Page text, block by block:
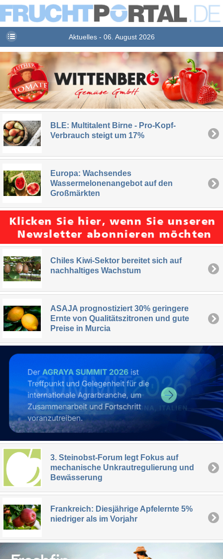
Aktuelles - 06. August 2026
BLE: Multitalent Birne - Pro-Kopf-
Verbrauch steigt um 17%
Europa: Wachsendes
Wassermelonenangebot auf den
Großmärkten
Chiles Kiwi-Sektor bereitet sich auf
nachhaltiges Wachstum
ASAJA prognostiziert 30% geringere
Ernte von Qualitätszitronen und gute
Preise in Murcia
3. Steinobst-Forum legt Fokus auf
mechanische Unkrautregulierung und
Bewässerung
Frankreich: Diesjährige Apfelernte 5%
niedriger als im Vorjahr